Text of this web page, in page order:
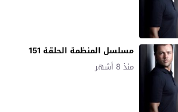
مسلسل المنظمة الحلقة 151
منذ 8 أشهر